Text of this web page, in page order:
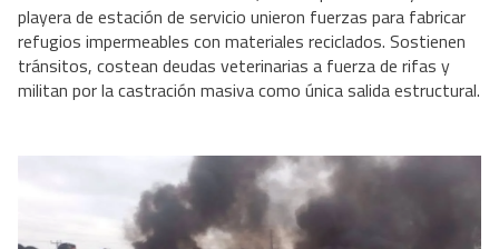
playera de estación de servicio unieron fuerzas para fabricar
refugios impermeables con materiales reciclados. Sostienen
tránsitos, costean deudas veterinarias a fuerza de rifas y
militan por la castración masiva como única salida estructural.